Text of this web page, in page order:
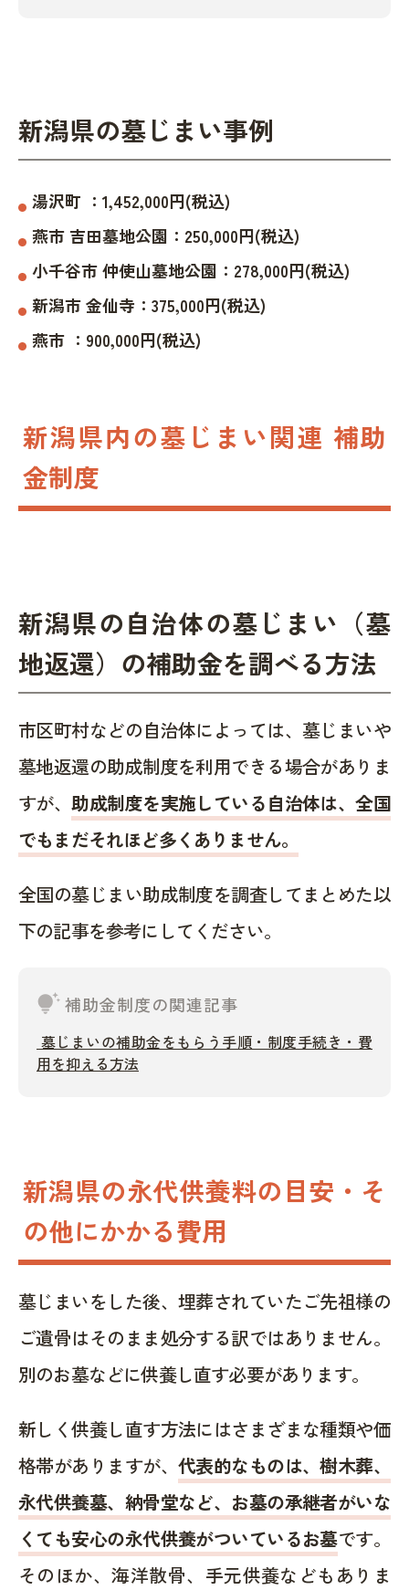
新潟県の墓じまい事例
湯沢町 ： 1,452,000円(税込)
燕市 吉田墓地公園 ： 250,000円(税込)
小千谷市仲使山墓地公園 ： 278,000円(税込)
新潟市金仙寺 ： 375,000円(税込)
燕市 ： 900,000円(税込)
新潟県内の墓じまい関連 補助
金制度
新潟県の自治体の墓じまい（墓
地返還）の補助金を調べる方法
市区町村などの自治体によっては、墓じまいや
墓地返還の助成制度を利用できる場合がありま
すが、助成制度を実施している自治体は、全国
でもまだそれほど多くありません。
全国の墓じまい助成制度を調査してまとめた以
下の記事を参考にしてください。
tips_and_updates補助金制度の関連記事
墓じまいの補助金をもらう手順・制度手続き・費
用を抑える方法
新潟県の永代供養料の目安・そ
の他にかかる費用
墓じまいをした後、埋葬されていたご先祖様の
ご遺骨はそのまま処分する訳ではありません。
別のお墓などに供養し直す必要があります。
新しく供養し直す方法にはさまざまな種類や価
格帯がありますが、 代表的なものは、樹木葬、
永代供養墓、納骨堂など、お墓の承継者がいな
くても安心の永代供養がついているお墓です。
そのほか、海洋散骨、手元供養などもありま